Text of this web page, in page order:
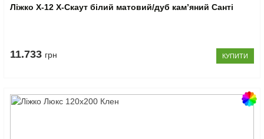
Ліжко Х-12 X-Скаут білий матовий/дуб кам’яний Санті
11.733 грн КУПИТИ